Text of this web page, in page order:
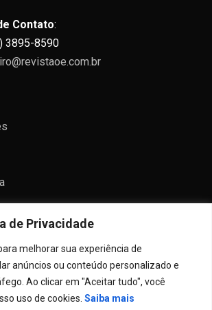
de Privacidade
melhorar sua experiência de
anúncios ou conteúdo personalizado e
Ao clicar em "Aceitar tudo", você
uso de cookies. Saiba mais
Contato:
3895-8590